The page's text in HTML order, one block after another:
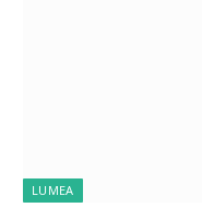
LUMEA